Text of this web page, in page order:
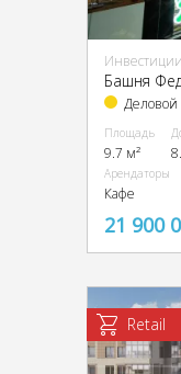
Деловой
Площадь
9.7 м²
Арендаторы
Кафе
21 900
Retail